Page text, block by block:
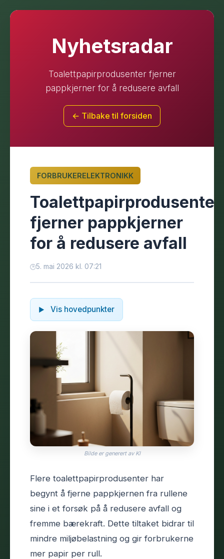
Nyhetsradar
Toalettpapirprodusenter fjerner
pappkjerner for å redusere avfall
← Tilbake til forsiden
FORBRUKERELEKTRONIKK
Toalettpapirprodusenter
fjerner pappkjerner
for å redusere avfall
5. mai 2026 kl. 07:21
Vis hovedpunkter
Bilde er generert av KI
Flere toalettpapirprodusenter har
begynt å fjerne pappkjernen fra rullene
sine i et forsøk på å redusere avfall og
fremme bærekraft. Dette tiltaket bidrar til
mindre miljøbelastning og gir forbrukerne
mer papir per rull.